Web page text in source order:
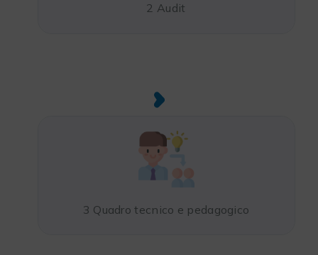
2 Audit
3 Quadro tecnico e pedagogico